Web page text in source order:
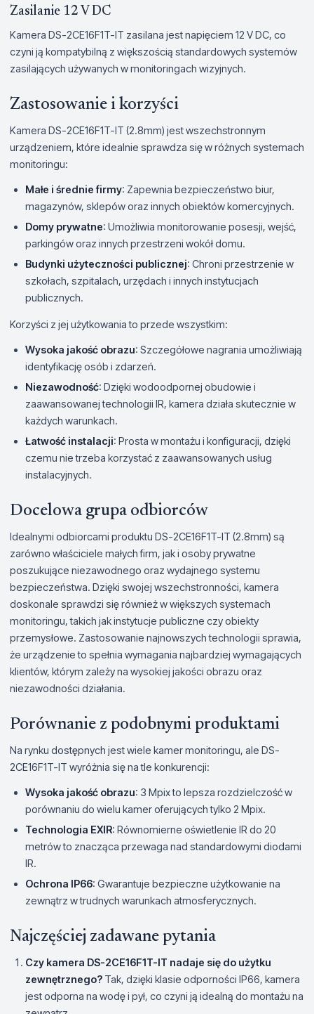
Zasilanie 12 V DC
Kamera DS-2CE16F1T-IT zasilana jest napięciem 12 V DC, co
czyni ją kompatybilną z większością standardowych systemów
zasilających używanych w monitoringach wizyjnych.
Zastosowanie i korzyści
Kamera DS-2CE16F1T-IT (2.8mm) jest wszechstronnym
urządzeniem, które idealnie sprawdza się w różnych systemach
monitoringu:
Małe i średnie firmy: Zapewnia bezpieczeństwo biur,
magazynów, sklepów oraz innych obiektów komercyjnych.
Domy prywatne: Umożliwia monitorowanie posesji, wejść,
parkingów oraz innych przestrzeni wokół domu.
Budynki użyteczności publicznej: Chroni przestrzenie w
szkołach, szpitalach, urzędach i innych instytucjach
publicznych.
Korzyści z jej użytkowania to przede wszystkim:
Wysoka jakość obrazu: Szczegółowe nagrania umożliwiają
identyfikację osób i zdarzeń.
Niezawodność: Dzięki wodoodpornej obudowie i
zaawansowanej technologii IR, kamera działa skutecznie w
każdych warunkach.
Łatwość instalacji: Prosta w montażu i konfiguracji, dzięki
czemu nie trzeba korzystać z zaawansowanych usług
instalacyjnych.
Docelowa grupa odbiorców
Idealnymi odbiorcami produktu DS-2CE16F1T-IT (2.8mm) są
zarówno właściciele małych firm, jak i osoby prywatne
poszukujące niezawodnego oraz wydajnego systemu
bezpieczeństwa. Dzięki swojej wszechstronności, kamera
doskonale sprawdzi się również w większych systemach
monitoringu, takich jak instytucje publiczne czy obiekty
przemysłowe. Zastosowanie najnowszych technologii sprawia,
że urządzenie to spełnia wymagania najbardziej wymagających
klientów, którym zależy na wysokiej jakości obrazu oraz
niezawodności działania.
Porównanie z podobnymi produktami
Na rynku dostępnych jest wiele kamer monitoringu, ale DS-
2CE16F1T-IT wyróżnia się na tle konkurencji:
Wysoka jakość obrazu: 3 Mpix to lepsza rozdzielczość w
porównaniu do wielu kamer oferujących tylko 2 Mpix.
Technologia EXIR: Równomierne oświetlenie IR do 20
metrów to znacząca przewaga nad standardowymi diodami
IR.
Ochrona IP66: Gwarantuje bezpieczne użytkowanie na
zewnątrz w trudnych warunkach atmosferycznych.
Najczęściej zadawane pytania
Czy kamera DS-2CE16F1T-IT nadaje się do użytku
zewnętrznego? Tak, dzięki klasie odporności IP66, kamera
jest odporna na wodę i pył, co czyni ją idealną do montażu na